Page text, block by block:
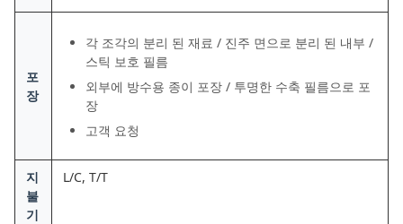
포
장
각 조각의 분리 된 재료 / 진주 면으로 분리 된 내부 /
스틱 보호 필름
외부에 방수용 종이 포장 / 투명한 수축 필름으로 포
장
고객 요청
지
불
기
L/C, T/T